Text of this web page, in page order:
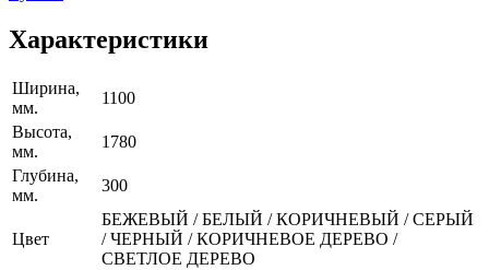
Характеристики
Ширина,
мм.
1100
Высота,
мм.
1780
Глубина,
мм.
300
Цвет
БЕЖЕВЫЙ / БЕЛЫЙ / КОРИЧНЕВЫЙ / СЕРЫЙ
/ ЧЕРНЫЙ / КОРИЧНЕВОЕ ДЕРЕВО /
СВЕТЛОЕ ДЕРЕВО